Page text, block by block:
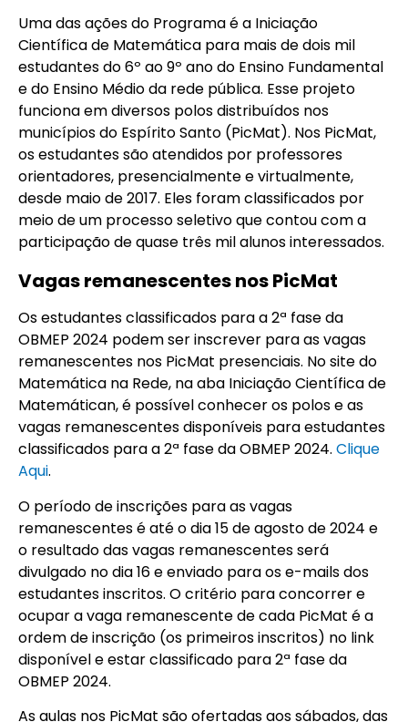
Uma das ações do Programa é a Iniciação
Científica de Matemática para mais de dois mil
estudantes do 6º ao 9º ano do Ensino Fundamental
e do Ensino Médio da rede pública. Esse projeto
funciona em diversos polos distribuídos nos
municípios do Espírito Santo (PicMat). Nos PicMat,
os estudantes são atendidos por professores
orientadores, presencialmente e virtualmente,
desde maio de 2017. Eles foram classificados por
meio de um processo seletivo que contou com a
participação de quase três mil alunos interessados.
Vagas remanescentes nos PicMat
Os estudantes classificados para a 2ª fase da
OBMEP 2024 podem ser inscrever para as vagas
remanescentes nos PicMat presenciais. No site do
Matemática na Rede, na aba Iniciação Científica de
Matemátican, é possível conhecer os polos e as
vagas remanescentes disponíveis para estudantes
classificados para a 2ª fase da OBMEP 2024. Clique
Aqui.
O período de inscrições para as vagas
remanescentes é até o dia 15 de agosto de 2024 e
o resultado das vagas remanescentes será
divulgado no dia 16 e enviado para os e-mails dos
estudantes inscritos. O critério para concorrer e
ocupar a vaga remanescente de cada PicMat é a
ordem de inscrição (os primeiros inscritos) no link
disponível e estar classificado para 2ª fase da
OBMEP 2024.
As aulas nos PicMat são ofertadas aos sábados, das